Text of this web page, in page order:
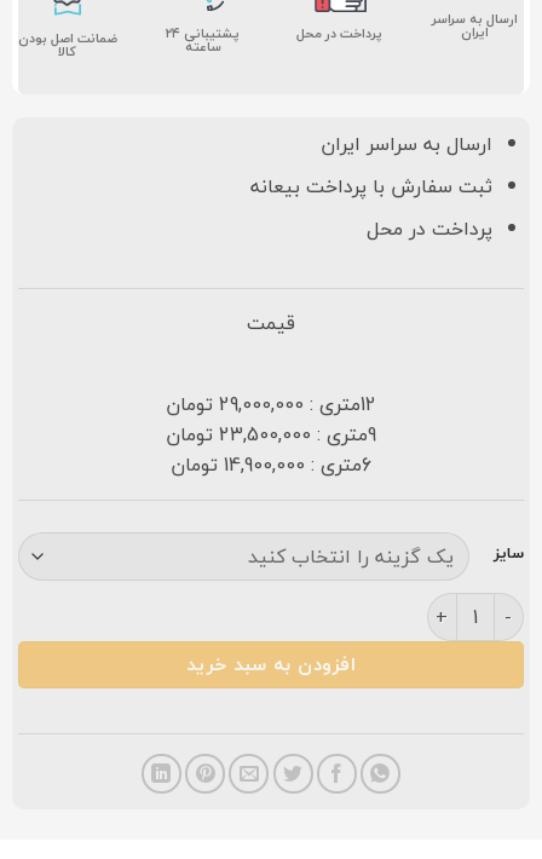
ارسال به سراسر
ایران پرداخت در محل پشتیبانی ۲۴
ساعته ضمانت اصل بودن
کالا
ارسال به سراسر ایران
ثبت سفارش با پرداخت بیعانه
پرداخت در محل
قیمت
12متری : 29,000,000 تومان
9متری : 23,500,000 تومان
6متری : 14,900,000 تومان
سایز
فرش کاشان ارشیدا ۷۰۰ شانه کرم (بافت جفتی) عدد
افزودن به سبد خرید